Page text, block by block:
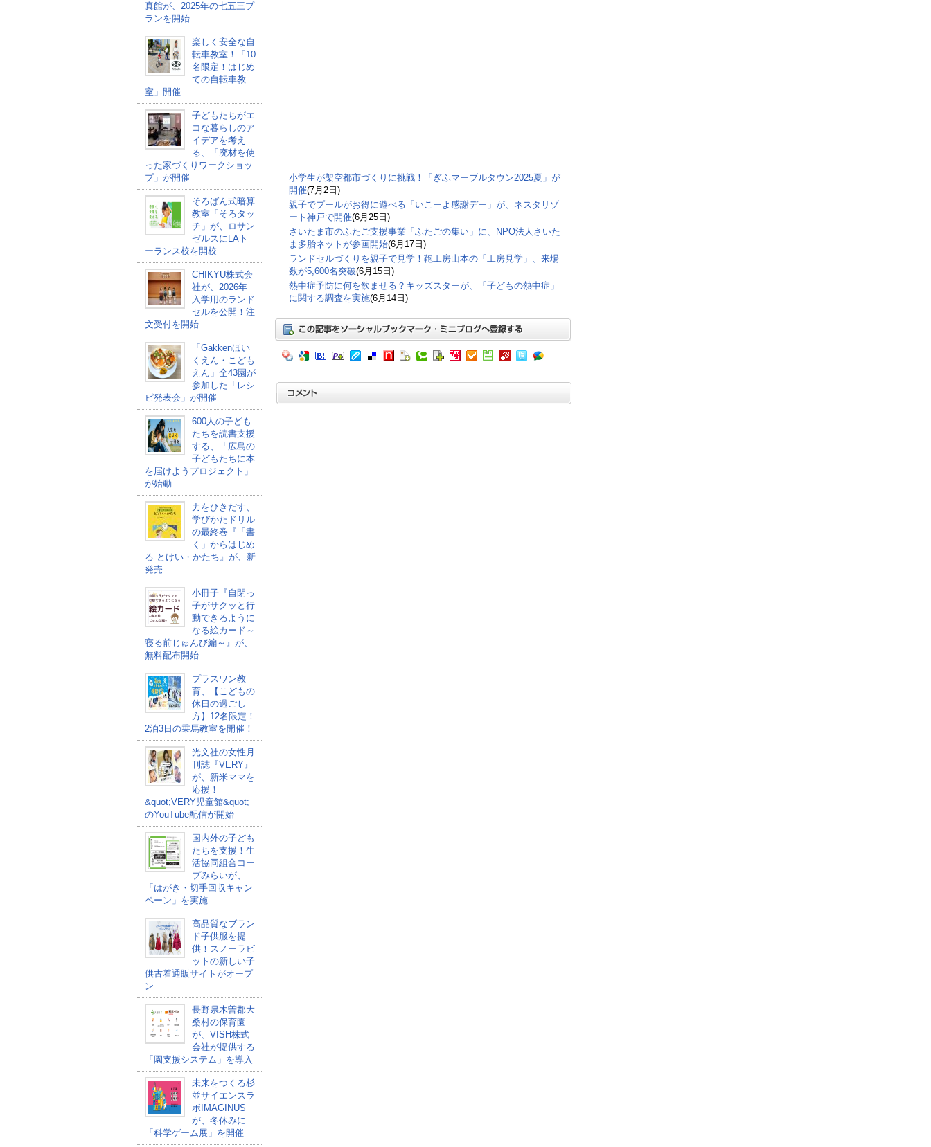
真館が、2025年の七五三プ
ランを開始
楽しく安全な自
転車教室！「10
名限定！はじめ
ての自転車教
室」開催
子どもたちがエ
コな暮らしのア
イデアを考え
る、「廃材を使
った家づくりワークショッ
プ」が開催
そろばん式暗算
教室「そろタッ
チ」が、ロサン
ゼルスにLAト
ーランス校を開校
CHIKYU株式会
社が、2026年
入学用のランド
セルを公開！注
文受付を開始
「Gakkenほい
くえん・こども
えん」全43園が
参加した「レシ
ピ発表会」が開催
600人の子ども
たちを読書支援
する、「広島の
子どもたちに本
を届けようプロジェクト」
が始動
力をひきだす、
学びかたドリル
の最終巻『「書
く」からはじめ
る とけい・かたち』が、新
発売
小冊子『自閉っ
子がサクッと行
動できるように
なる絵カード～
寝る前じゅんび編～』が、
無料配布開始
プラスワン教
育、【こどもの
休日の過ごし
方】12名限定！
2泊3日の乗馬教室を開催！
光文社の女性月
刊誌『VERY』
が、新米ママを
応援！
&quot;VERY児童館&quot;
のYouTube配信が開始
国内外の子ども
たちを支援！生
活協同組合コー
プみらいが、
「はがき・切手回収キャン
ペーン」を実施
高品質なブラン
ド子供服を提
供！スノーラビ
ットの新しい子
供古着通販サイトがオープ
ン
長野県木曽郡大
桑村の保育園
が、VISH株式
会社が提供する
「園支援システム」を導入
未来をつくる杉
並サイエンスラ
ボIMAGINUS
が、冬休みに
「科学ゲーム展」を開催
小学生が架空都市づくりに挑戦！「ぎふマーブルタウン2025夏」が
開催(7月2日)
親子でプールがお得に遊べる「いこーよ感謝デー」が、ネスタリゾ
ート神戸で開催(6月25日)
さいたま市のふたご支援事業「ふたごの集い」に、NPO法人さいた
ま多胎ネットが参画開始(6月17日)
ランドセルづくりを親子で見学！鞄工房山本の「工房見学」、来場
数が5,600名突破(6月15日)
熱中症予防に何を飲ませる？キッズスターが、「子どもの熱中症」
に関する調査を実施(6月14日)